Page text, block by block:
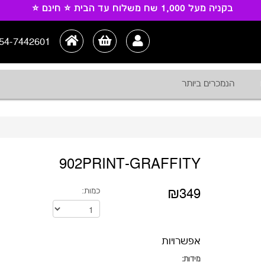
בקניה מעל 1,000 שח משלוח עד הבית ⭐ חינם ⭐
7442601
הנמכרים ביותר
902PRINT-GRAFFITY
₪349 כמות:
אפשרויות
מידות: